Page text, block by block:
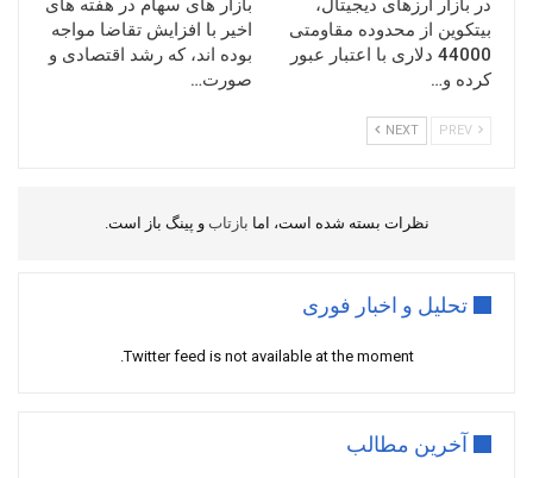
در بازار ارزهای دیجیتال،
بیتکوین از محدوده مقاومتی
44000 دلاری با اعتبار عبور
کرده و…
بازار های سهام در هفته های
اخیر با افزایش تقاضا مواجه
بوده اند، که رشد اقتصادی و
صورت…
NEXT
نظرات بسته شده است، اما بازتابو پینگ باز است.
تحلیل و اخبار فوری
Twitter feed is not available at the moment.
آخرین مطالب